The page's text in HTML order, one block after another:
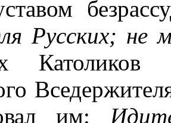
Русских;
им: